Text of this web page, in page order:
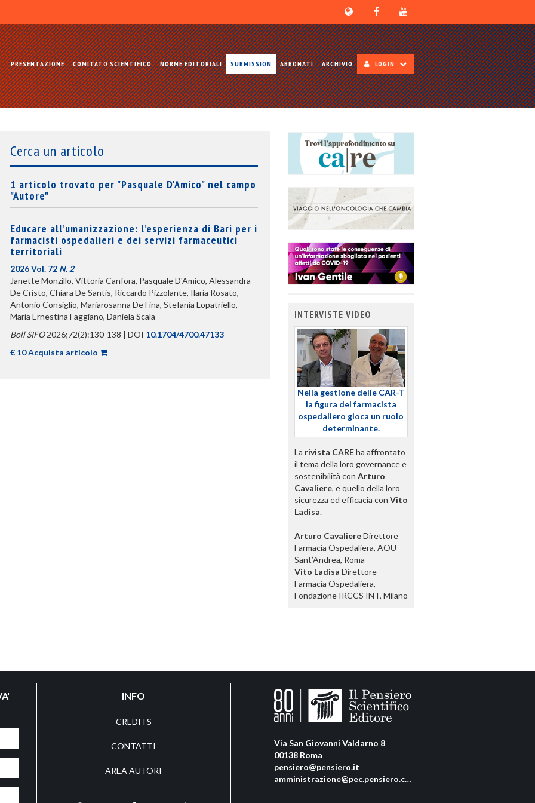
PRESENTAZIONE COMITATO SCIENTIFICO NORME EDITORIALI SUBMISSION ABBONATI ARCHIVIO LOGIN
Cerca un articolo
1 articolo trovato per "Pasquale D'Amico" nel campo
"Autore"
Educare all’umanizzazione: l’esperienza di Bari per i
farmacisti ospedalieri e dei servizi farmaceutici
territoriali
2026 Vol. 72 N. 2
Janette Monzillo, Vittoria Canfora, Pasquale D'Amico, Alessandra
De Cristo, Chiara De Santis, Riccardo Pizzolante, Ilaria Rosato,
Antonio Consiglio, Mariarosanna De Fina, Stefania Lopatriello,
Maria Ernestina Faggiano, Daniela Scala
Boll SIFO2026;72(2):130-138 | DOI 10.1704/4700.47133
€ 10 Acquista articolo
INTERVISTE VIDEO
Nella gestione delle CAR-T
la figura del farmacista
ospedaliero gioca un ruolo
determinante.
La rivista CAREha affrontato
il tema della loro governance e
sostenibilità con Arturo
Cavaliere, e quello della loro
sicurezza ed efficacia con Vito
Ladisa.
Arturo CavaliereDirettore
Farmacia Ospedaliera, AOU
Sant’Andrea, Roma
Vito Ladisa Direttore
Farmacia Ospedaliera,
Fondazione IRCCS INT, Milano
INFO
CREDITS
CONTATTI
AREA AUTORI
Via San Giovanni Valdarno 8
00138 Roma
pensiero@pensiero.it
amministrazione@pec.pensiero.com